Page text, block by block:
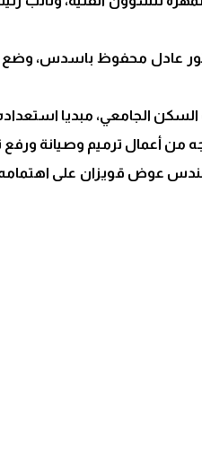
عادل محفوظ باسدس، وضع
الجامعي، مبديا استعداده
من أعمال ترميم وصيانة
عوض قويزان على